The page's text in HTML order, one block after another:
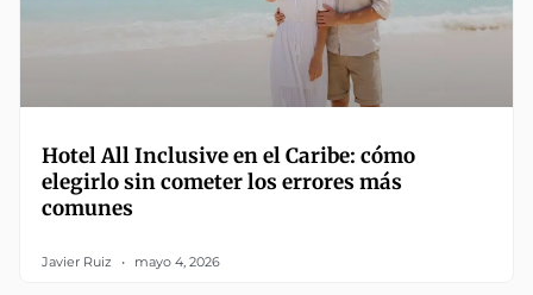
Hotel All Inclusive en el Caribe: cómo
elegirlo sin cometer los errores más
comunes
Javier Ruiz mayo 4, 2026